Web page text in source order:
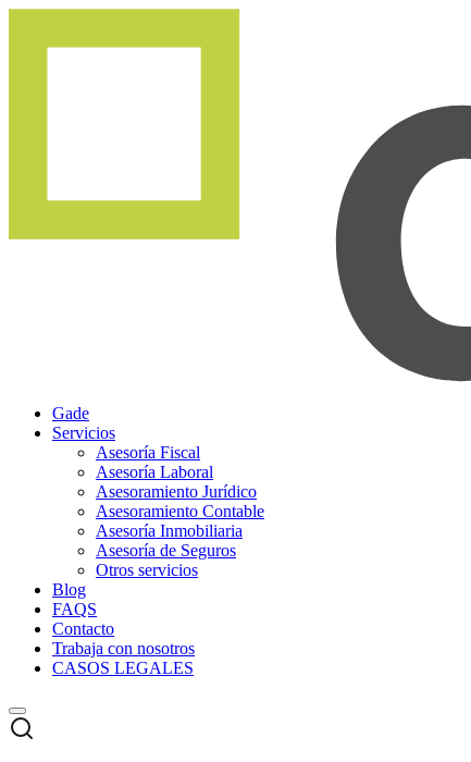
Gade
Servicios
Asesoría Fiscal
Asesoría Laboral
Asesoramiento Jurídico
Asesoramiento Contable
Asesoría Inmobiliaria
Asesoría de Seguros
Otros servicios
Blog
FAQS
Contacto
Trabaja con nosotros
CASOS LEGALES